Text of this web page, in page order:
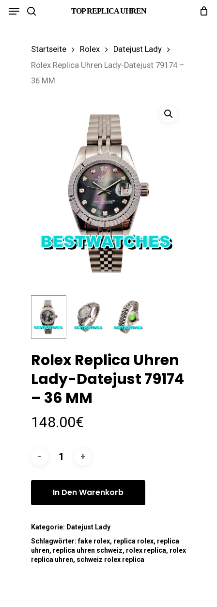
Skip
TOP REPLICA UHREN
Menu
Startseite Rolex
Datejust Lady
Rolex Replica Uhren Lady-Datejust 79174 –
36 MM
Rolex Replica Uhren
Lady-Datejust 79174
– 36 MM
148.00€
In Den Warenkorb
Kategorie: Datejust Lady
Schlagwörter:fake rolex, replica rolex, replica
uhren, replica uhren schweiz, rolex replica, rolex
replica uhren, schweiz rolex replica